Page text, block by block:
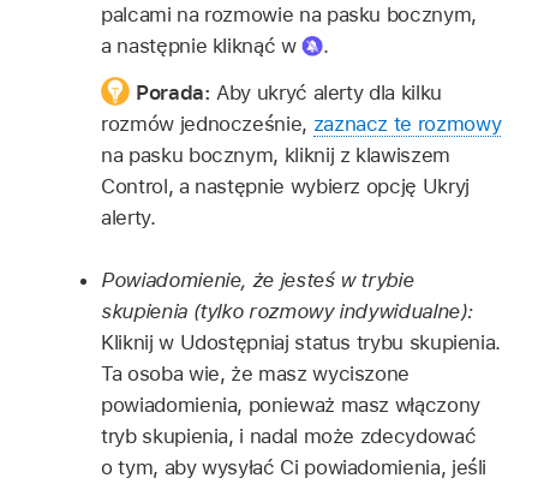
palcami na rozmowie na pasku bocznym,
a następnie kliknąć w
.
Porada:Aby ukryć alerty dla kilku
rozmów jednocześnie, zaznacz te rozmowy
na pasku bocznym, kliknij z klawiszem
Control, a następnie wybierz opcję Ukryj
alerty.
Powiadomienie, że jesteś w trybie
skupienia (tylko rozmowy indywidualne):
Kliknij w Udostępniaj status trybu skupienia.
Ta osoba wie, że masz wyciszone
powiadomienia, ponieważ masz włączony
tryb skupienia, i nadal może zdecydować
o tym, aby wysyłać Ci powiadomienia, jeśli